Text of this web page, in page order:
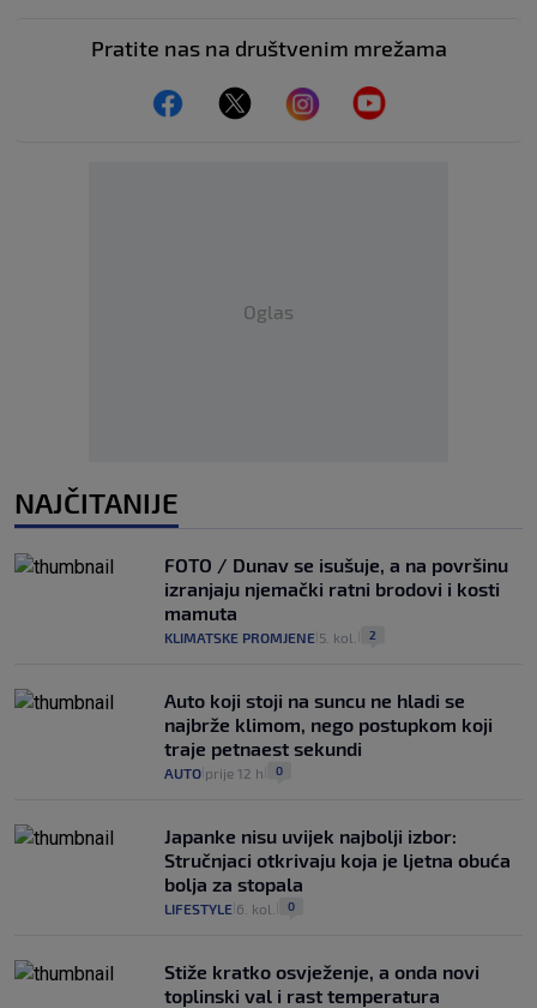
Pratite nas na društvenim mrežama
Oglas
NAJČITANIJE
FOTO / Dunav se isušuje, a na površinu
izranjaju njemački ratni brodovi i kosti
mamuta
KLIMATSKE PROMJENE 5. kol. 2
Auto koji stoji na suncu ne hladi se
najbrže klimom, nego postupkom koji
traje petnaest sekundi
AUTO prije 12 h 0
Japanke nisu uvijek najbolji izbor:
Stručnjaci otkrivaju koja je ljetna obuća
bolja za stopala
LIFESTYLE 6. kol. 0
Stiže kratko osvježenje, a onda novi
toplinski val i rast temperatura